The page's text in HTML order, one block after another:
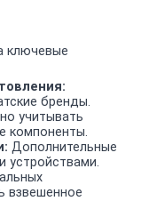
ключевые
бренды.
учитывать
компоненты.
Дополнительные
устройствами.
взвешенное